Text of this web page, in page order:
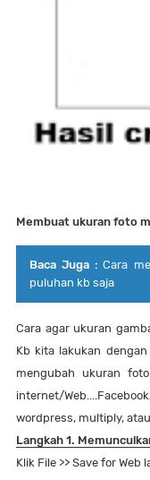
Membuat ukuran foto
Baca Juga : Cara
puluhan kb saja
Cara agar ukuran
Kb kita lakukan
mengubah ukuran
internet/
wordpress, multiply, atau
Langkah 1.
Klik File >> Save for